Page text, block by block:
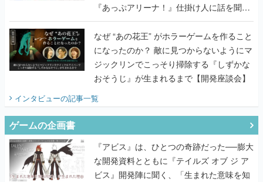
『あっぷアリーナ！』仕掛け人に話を聞い
てみた
なぜ “あの花王” がホラーゲームを作ること
になったのか？ 敵に見つからないようにマ
ジックリンでこっそり掃除する『しずかな
おそうじ』が生まれるまで【開発座談会】
インタビューの記事一覧
ゲームの企画書
『アビス』は、ひとつの奇跡だった──膨大
な開発資料とともに『テイルズ オブ ジ ア
ビス』開発陣に聞く、「生まれた意味を知